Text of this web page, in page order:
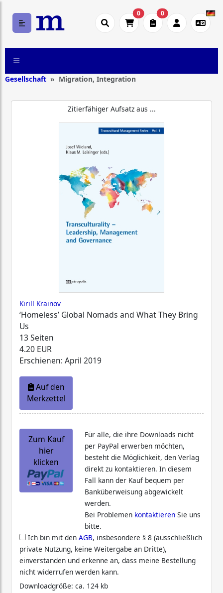
0 0
Gesellschaft Migration, Integration
Zitierfähiger Aufsatz aus ...
Kirill Krainov
‘Homeless’ Global Nomads and What They Bring
Us
13 Seiten
4.20 EUR
Erschienen: April 2019
Auf den
Merkzettel
Zum Kauf
hier
klicken
Für alle, die ihre Downloads nicht
per PayPal erwerben möchten,
besteht die Möglichkeit, den Verlag
direkt zu kontaktieren. In diesem
Fall kann der Kauf bequem per
Banküberweisung abgewickelt
werden.
Bei Problemen kontaktieren Sie uns
bitte.
Ich bin mit den AGB, insbesondere § 8 (ausschließlich
private Nutzung, keine Weitergabe an Dritte),
einverstanden und erkenne an, dass meine Bestellung
nicht widerrufen werden kann.
Downloadgröße: ca. 124 kb